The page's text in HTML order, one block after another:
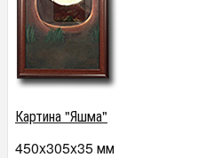
Картина "Яшма"
450x305x35 мм